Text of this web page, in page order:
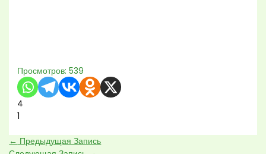
Просмотров: 539
4
1
← Предыдущая Запись